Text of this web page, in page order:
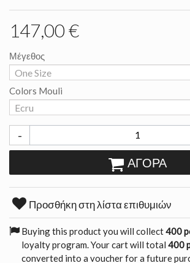
147,00 €
Μέγεθος
Colors Mouli
-
ΑΓΟΡΆ
Προσθήκη στη λίστα επιθυμιών
Buying this product you will collect400
loyalty program. Your cart will total 400
converted into a voucher for a future